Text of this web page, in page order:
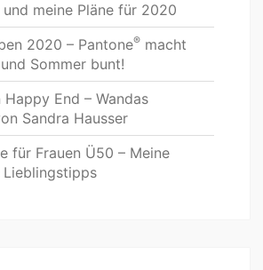
und meine Pläne für 2020
2020 – Pantone® macht
Sommer bunt!
End – Wandas
Sandra Hausser
für Frauen Ü50 – Meine
Lieblingstipps